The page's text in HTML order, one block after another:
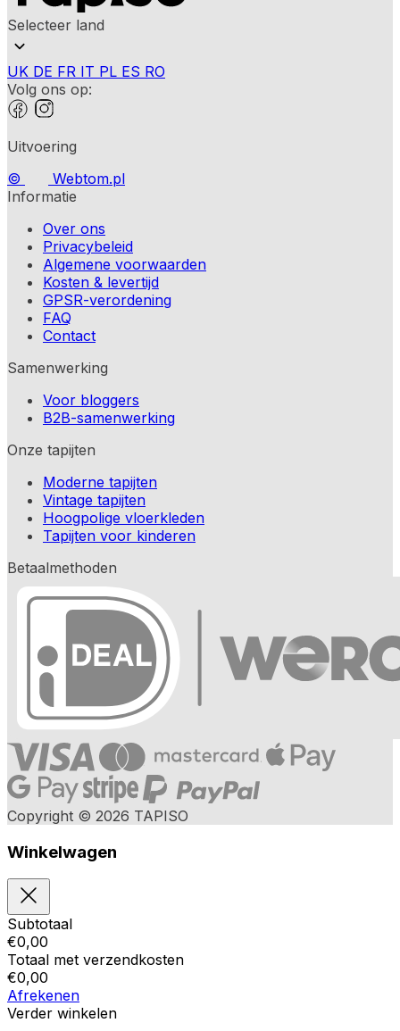
Selecteer land
UK DE FR IT PL ES RO
Volg ons op:
Uitvoering
©
Webtom.pl
Informatie
Over ons
Privacybeleid
Algemene voorwaarden
Kosten & levertijd
GPSR-verordening
FAQ
Contact
Samenwerking
Voor bloggers
B2B-samenwerking
Onze tapijten
Moderne tapijten
Vintage tapijten
Hoogpolige vloerkleden
Tapijten voor kinderen
Betaalmethoden
Copyright © 2026 TAPISO
Winkelwagen
Subtotaal
€0,00
Totaal met verzendkosten
€0,00
Afrekenen
Verder winkelen